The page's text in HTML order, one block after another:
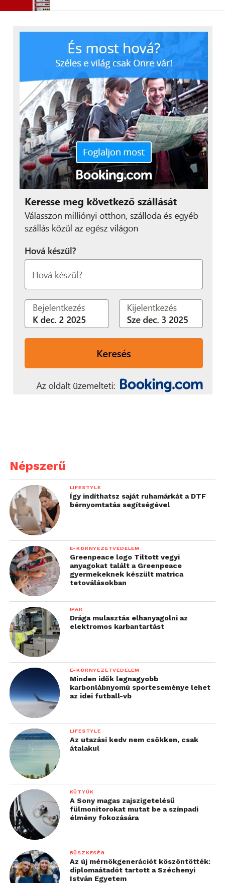
Népszerű
LIFESTYLE
Így indíthatsz saját ruhamárkát a DTF
bérnyomtatás segítségével
E-KÖRNYEZETVÉDELEM
Greenpeace logo Tiltott vegyi
anyagokat talált a Greenpeace
gyermekeknek készült matrica
tetoválásokban
IPAR
Drága mulasztás elhanyagolni az
elektromos karbantartást
E-KÖRNYEZETVÉDELEM
Minden idők legnagyobb
karbonlábnyomú sporteseménye lehet
az idei futball-vb
LIFESTYLE
Az utazási kedv nem csökken, csak
átalakul
KÜTYÜK
A Sony magas zajszigetelésű
fülmonitorokat mutat be a színpadi
élmény fokozására
BÜSZKESÉG
Az új mérnökgenerációt köszöntötték:
diplomaátadót tartott a Széchenyi
István Egyetem